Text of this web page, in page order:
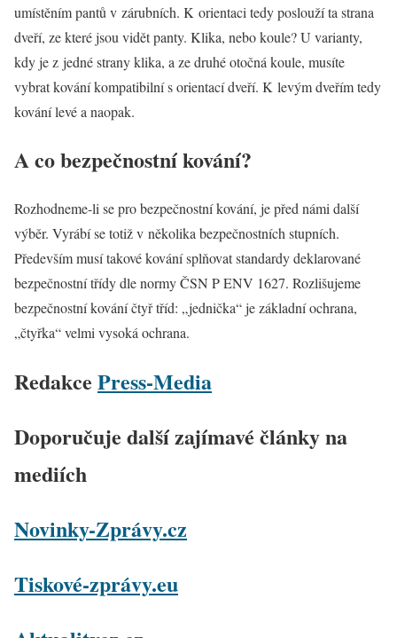
umístěním pantů v zárubních. K orientaci tedy poslouží ta strana
dveří, ze které jsou vidět panty. Klika, nebo koule? U varianty,
kdy je z jedné strany klika, a ze druhé otočná koule, musíte
vybrat kování kompatibilní s orientací dveří. K levým dveřím tedy
kování levé a naopak.
A co bezpečnostní kování?
Rozhodneme-li se pro bezpečnostní kování, je před námi další
výběr. Vyrábí se totiž v několika bezpečnostních stupních.
Především musí takové kování splňovat standardy deklarované
bezpečnostní třídy dle normy ČSN P ENV 1627. Rozlišujeme
bezpečnostní kování čtyř tříd: „jednička“ je základní ochrana,
„čtyřka“ velmi vysoká ochrana.
Redakce Press-Media
Doporučuje další zajímavé články na
mediích
Novinky-Zprávy.cz
Tiskové-zprávy.eu